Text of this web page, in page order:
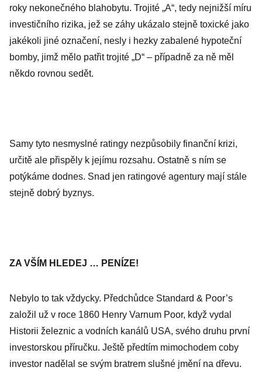
roky nekonečného blahobytu. Trojité „A“, tedy nejnižší míru
investičního rizika, jež se záhy ukázalo stejně toxické jako
jakékoli jiné označení, nesly i hezky zabalené hypoteční
bomby, jimž mělo patřit trojité „D“ – případně za ně měl
někdo rovnou sedět.
Samy tyto nesmyslné ratingy nezpůsobily finanční krizi,
určitě ale přispěly k jejímu rozsahu. Ostatně s ním se
potýkáme dodnes. Snad jen ratingové agentury mají stále
stejně dobrý byznys.
ZA VŠÍM HLEDEJ … PENÍZE!
Nebylo to tak vždycky. Předchůdce Standard & Poor’s
založil už v roce 1860 Henry Varnum Poor, když vydal
Historii železnic a vodních kanálů USA, svého druhu první
investorskou příručku. Ještě předtím mimochodem coby
investor nadělal se svým bratrem slušné jmění na dřevu.